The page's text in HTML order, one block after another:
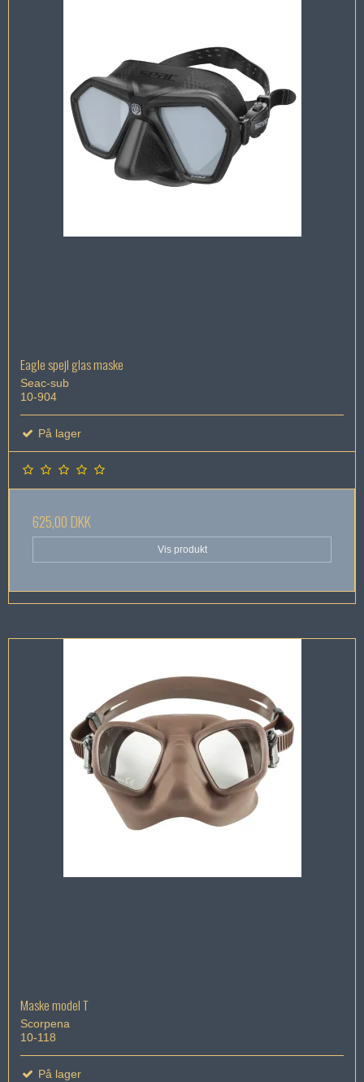
Eagle spejl glas maske
Seac-sub
10-904
På lager
625,00 DKK
Vis produkt
Maske model T
Scorpena
10-118
På lager